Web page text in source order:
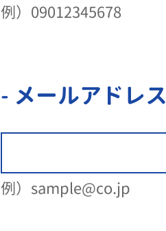
例）09012345678
- メールアドレス
例）sample@co.jp